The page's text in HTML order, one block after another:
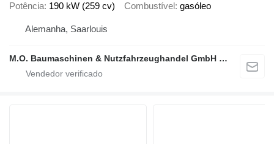
Potência 190 kW (259 cv) Combustível gasóleo
Alemanha, Saarlouis
M.O. Baumaschinen & Nutzfahrzeughandel GmbH & CO.